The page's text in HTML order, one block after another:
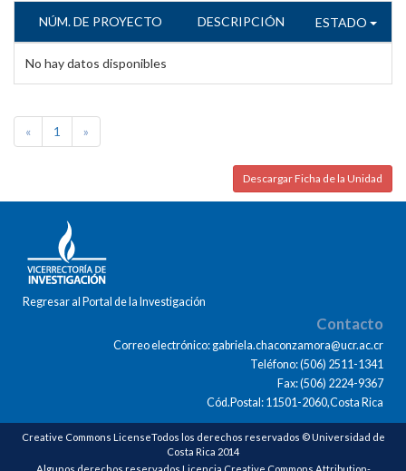
NÚM. DE PROYECTO DESCRIPCIÓN ESTADO
No hay datos disponibles
« 1 »
Descargar Ficha de la Unidad
Regresar al Portal de la Investigación
Contacto
Correo electrónico: gabriela.chaconzamora@ucr.ac.cr
Teléfono: (506) 2511-1341
Fax: (506) 2224-9367
Cód.Postal: 11501-2060,Costa Rica
Creative Commons LicenseTodos los derechos reservados © Universidad de
Costa Rica 2014